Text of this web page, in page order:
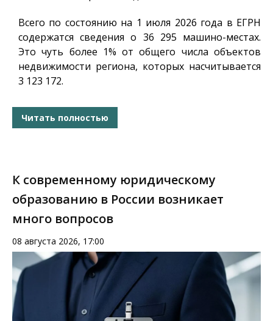
Всего по состоянию на 1 июля 2026 года в ЕГРН
содержатся сведения о 36 295 машино-местах.
Это чуть более 1% от общего числа объектов
недвижимости региона, которых насчитывается
3 123 172.
Читать полностью
К современному юридическому
образованию в России возникает
много вопросов
08 августа 2026, 17:00